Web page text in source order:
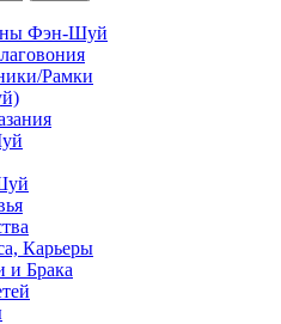
Фэн-Шуй
Рамки
Карьеры
и Брака